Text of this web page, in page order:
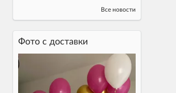
Все новости
Фото c доставки